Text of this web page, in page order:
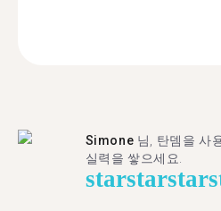
Simone 님, 탄뎀을 사
실력을 쌓으세요.
starstarstar